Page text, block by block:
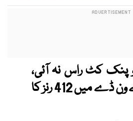
پنک کٹ راس نہ آئی،
آسٹریلیا نے تیسرے ون ڈے میں 412 رنز کا